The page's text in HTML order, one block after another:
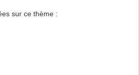
sur ce thème :